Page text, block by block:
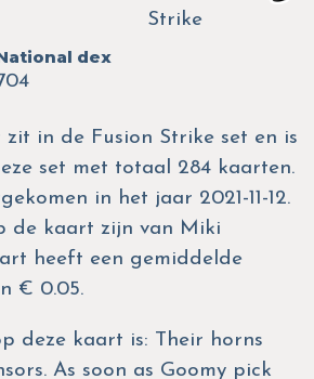
Strike
dex
zit in de Fusion Strike set en is
set met totaal 284 kaarten.
in het jaar 2021-11-12.
de kaart zijn van Miki
heeft een gemiddelde
€ 0.05.
deze kaart is: Their horns
As soon as Goomy pick